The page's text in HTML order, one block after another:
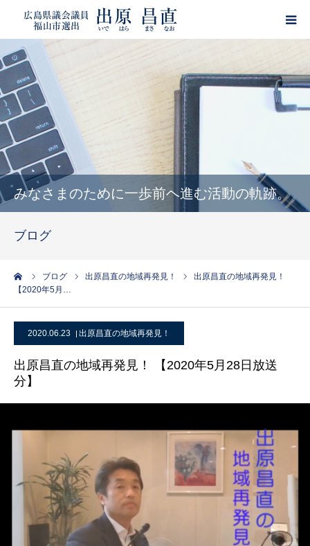
みなさまのために一歩前ヘ進む活動の軌跡。
ブログ
ブログ 出原昌直の地域再発見！
出原昌直の地域再発見！
【2020年5月…
2020.06.23 出原昌直の地域再発見！
出原昌直の地域再発見！ 【2020年5月28日放送
分】
HOME
プロフィール
政策
活動報告
出原昌直・目安箱